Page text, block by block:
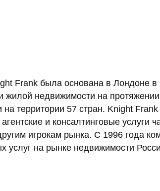
Frank была основана в Лондоне в
жилой недвижимости на протяжении
территории 57 стран. Knight Frank
и консалтинговые услуги
игрокам рынка. С 1996 года
услуг на рынке недвижимости